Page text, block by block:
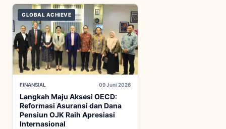
GLOBAL ACHIEVE
FINANSIAL 09 Juni 2026
Langkah Maju Aksesi OECD:
Reformasi Asuransi dan Dana
Pensiun OJK Raih Apresiasi
Internasional